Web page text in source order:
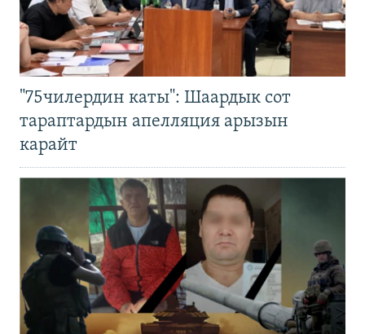
"75чилердин каты": Шаардык сот
тараптардын апелляция арызын
карайт